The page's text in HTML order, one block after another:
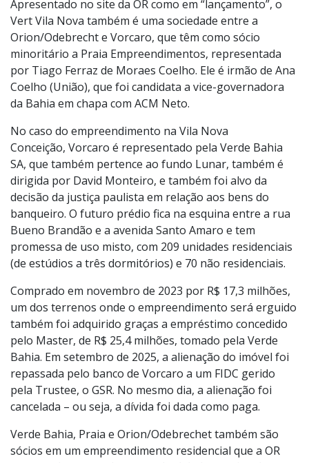
Apresentado no site da OR como em “lançamento”, o
Vert Vila Nova também é uma sociedade entre a
Orion/Odebrecht e Vorcaro, que têm como sócio
minoritário a Praia Empreendimentos, representada
por Tiago Ferraz de Moraes Coelho. Ele é irmão de Ana
Coelho (União), que foi candidata a vice-governadora
da Bahia em chapa com ACM Neto.
No caso do empreendimento na Vila Nova
Conceição, Vorcaro é representado pela Verde Bahia
SA, que também pertence ao fundo Lunar, também é
dirigida por David Monteiro, e também foi alvo da
decisão da justiça paulista em relação aos bens do
banqueiro. O futuro prédio fica na esquina entre a rua
Bueno Brandão e a avenida Santo Amaro e tem
promessa de uso misto, com 209 unidades residenciais
(de estúdios a três dormitórios) e 70 não residenciais.
Comprado em novembro de 2023 por R$ 17,3 milhões,
um dos terrenos onde o empreendimento será erguido
também foi adquirido graças a empréstimo concedido
pelo Master, de R$ 25,4 milhões, tomado pela Verde
Bahia. Em setembro de 2025, a alienação do imóvel foi
repassada pelo banco de Vorcaro a um FIDC gerido
pela Trustee, o GSR. No mesmo dia, a alienação foi
cancelada – ou seja, a dívida foi dada como paga.
Verde Bahia, Praia e Orion/Odebrechet também são
sócios em um empreendimento residencial que a OR